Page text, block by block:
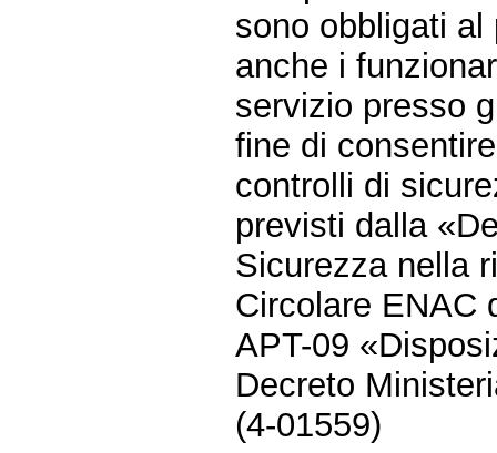
sono obbligati al
anche i
servizio presso
fine di
controlli di
previsti dalla
Sicurezza nella
Circolare ENAC
APT-09
Decreto
(4-01559)